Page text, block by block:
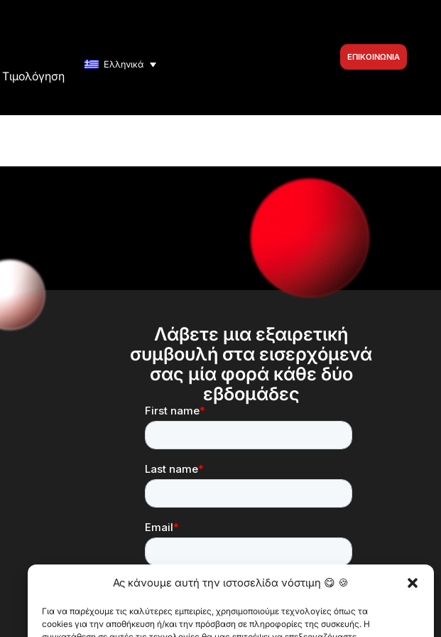
Ας κάνουμε αυτή την ιστοσελίδα νόστιμη 😋 🍪
Για να παρέχουμε τις καλύτερες εμπειρίες, χρησιμοποιούμε τεχνολογίες όπως τα
cookies για την αποθήκευση ή/και την πρόσβαση σε πληροφορίες της συσκευής. Η
Τιμολόγηση
Ελληνικά
ΕΠΙΚΟΙΝΩΝΙΑ
Λάβετε μια εξαιρετική
συμβουλή στα εισερχόμενά
σας μία φορά κάθε δύο
εβδομάδες